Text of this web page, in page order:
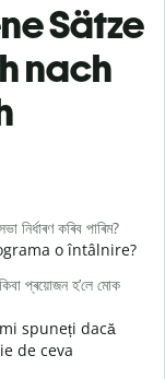
Sätze
nach
নিৰ্ধাৰণ কৰিব পাৰিম?
o întâlnire?
প্ৰয়োজন হ’লে মোক
spuneți dacă
de ceva